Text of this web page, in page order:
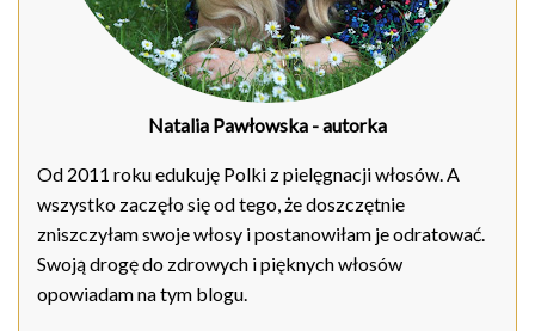
Natalia Pawłowska - autorka
Od 2011 roku edukuję Polki z pielęgnacji włosów. A
wszystko zaczęło się od tego, że doszczętnie
zniszczyłam swoje włosy i postanowiłam je odratować.
Swoją drogę do zdrowych i pięknych włosów
opowiadam na tym blogu.